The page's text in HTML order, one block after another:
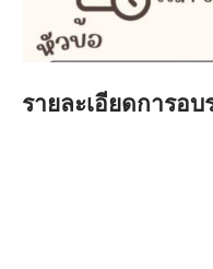
รายละเอียดการอบ